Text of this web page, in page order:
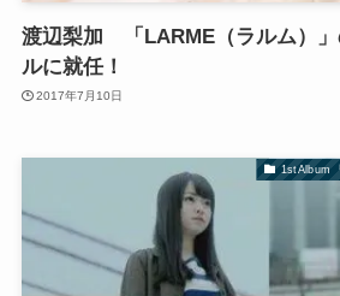
渡辺梨加 「LARME（ラルム）」
ルに就任！
2017年7月10日
1st Album